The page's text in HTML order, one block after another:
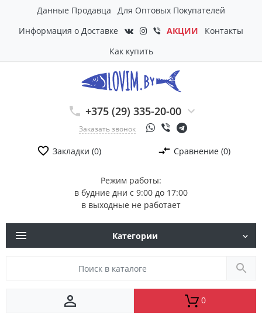
Данные Продавца
Для Оптовых Покупателей
Информация о Доставке
АКЦИИ
Контакты
Как купить
+375 (29) 335-20-00
Заказать звонок
Режим работы:
в будние дни с 9:00 до 17:00
в выходные не работает
Закладки (0) Сравнение (0)
Категории
0